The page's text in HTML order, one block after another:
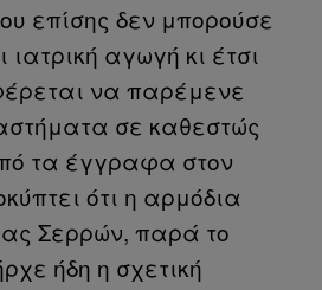
επίσης δεν μπορούσε
αγωγή κι έτσι
να παρέμενε
σε καθεστώς
τα έγγραφα στον
ότι η αρμόδια
Σερρών, παρά το
ήδη η σχετική